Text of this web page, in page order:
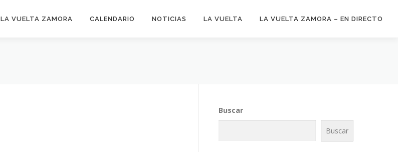
LA VUELTA ZAMORA CALENDARIO NOTICIAS LA VUELTA LA VUELTA ZAMORA – EN DIRECTO
Buscar
Buscar